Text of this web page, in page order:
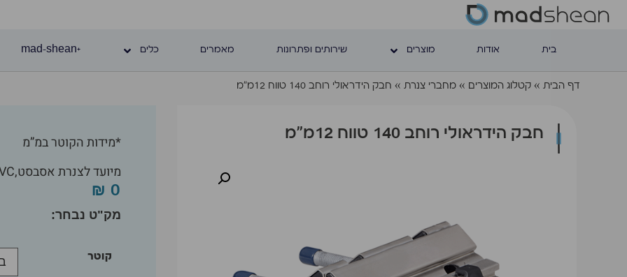
בית אודות מוצרים שירותים ופתרונות מאמרים כלים +mad-shean
דף הבית » קטלוג המוצרים » מחברי צנרת » חבק הידראולי רוחב 140 טווח 12מ”מ
חבק הידראולי רוחב 140 טווח 12מ”מ
*מידות הקוטר במ”מ
מיועד לצנרת אסבסט,PVC,פלדה,פוליאתילן,יצקת וצמ”ש
₪ 0
קוטר